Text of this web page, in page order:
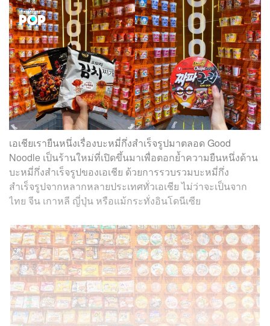
เอเชียเรายืนหนึ่งเรื่องบะหมี่กึ่งสำเร็จรูปมาตลอด Good
Noodle เป็นร้านใหม่ที่เปิดขึ้นมาเพื่อตอกย้ำความยืนหนึ่งด้าน
บะหมี่กึ่งสำเร็จรูปของเอเชีย ด้วยการรวบรวมบะหมี่กึ่ง
สำเร็จรูปจากหลากหลายประเทศทั่วเอเชีย ไม่ว่าจะเป็นจาก
ไทย จีน เกาหลี ญี่ปุ่น หรือแม้กระทั่งอินโดนีเซีย